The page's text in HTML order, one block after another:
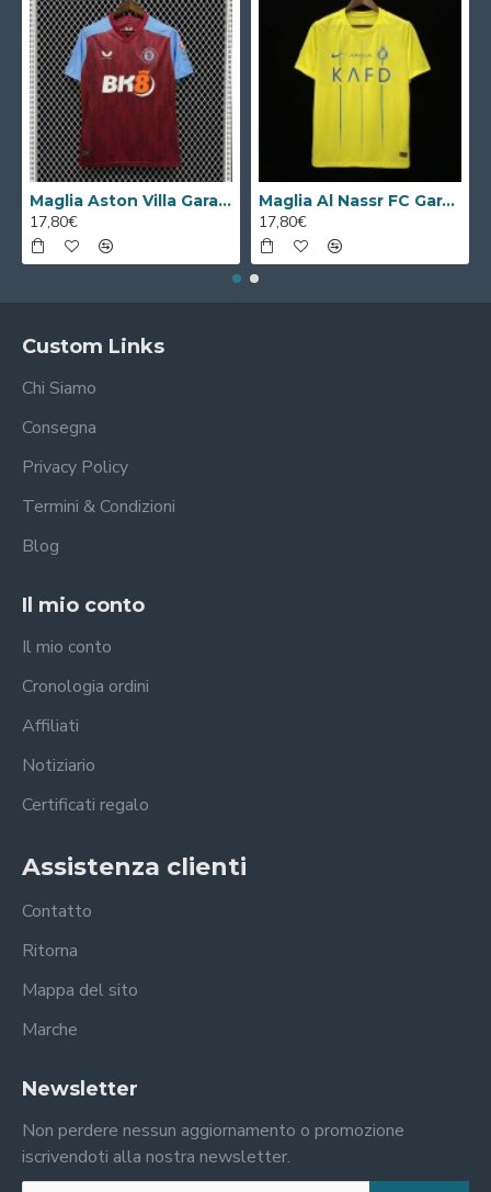
Maglia Aston Villa Gara Home 2023/2024
17,80€
Maglia Al Nassr FC Gara Home 2023/2024
17,80€
Custom Links
Chi Siamo
Consegna
Privacy Policy
Termini & Condizioni
Blog
Il mio conto
Il mio conto
Cronologia ordini
Affiliati
Notiziario
Certificati regalo
Assistenza clienti
Contatto
Ritorna
Mappa del sito
Marche
Newsletter
Non perdere nessun aggiornamento o promozione
iscrivendoti alla nostra newsletter.